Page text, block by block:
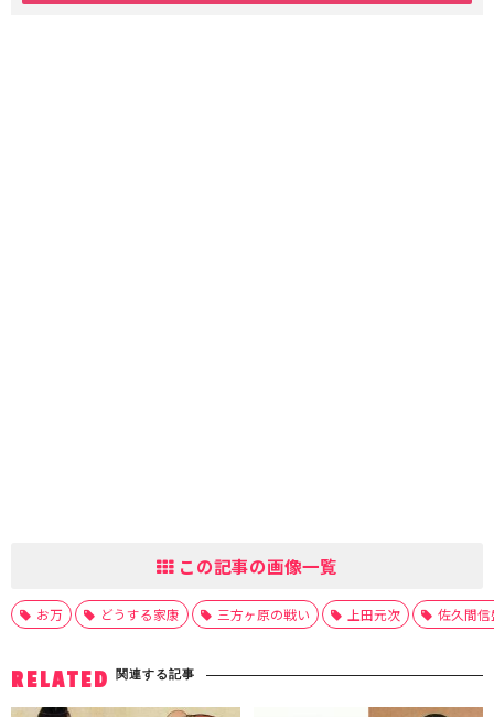
この記事の画像一覧
お万 どうする家康 三方ヶ原の戦い 上田元次 佐久間信
RELATED 関連する記事